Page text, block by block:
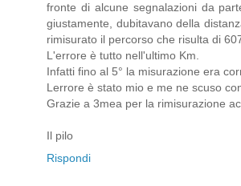
fronte di alcune segnalazioni da
giustamente, dubitavano della
rimisurato il percorso che risulta di
L'errore è tutto nell'ultimo Km.
Infatti fino al 5° la misurazione era
Lerrore è stato mio e me ne scuso
Grazie a 3mea per la rimisurazione
Il pilo
Rispondi